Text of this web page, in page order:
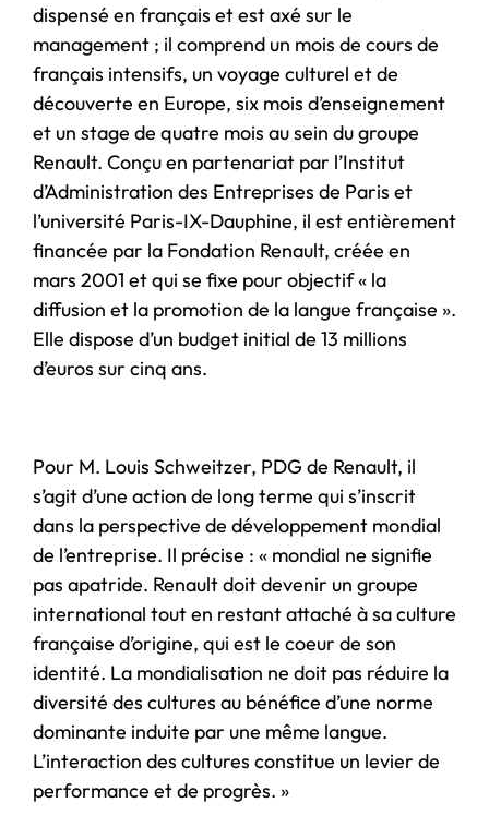
dispensé en français et est axé sur le
management ; il comprend un mois de cours de
français intensifs, un voyage culturel et de
découverte en Europe, six mois d’enseignement
et un stage de quatre mois au sein du groupe
Renault. Conçu en partenariat par l’Institut
d’Administration des Entreprises de Paris et
l’université Paris-IX-Dauphine, il est entièrement
financée par la Fondation Renault, créée en
mars 2001 et qui se fixe pour objectif « la
diffusion et la promotion de la langue française ».
Elle dispose d’un budget initial de 13 millions
d’euros sur cinq ans.
Pour M. Louis Schweitzer, PDG de Renault, il
s’agit d’une action de long terme qui s’inscrit
dans la perspective de développement mondial
de l’entreprise. Il précise : « mondial ne signifie
pas apatride. Renault doit devenir un groupe
international tout en restant attaché à sa culture
française d’origine, qui est le coeur de son
identité. La mondialisation ne doit pas réduire la
diversité des cultures au bénéfice d’une norme
dominante induite par une même langue.
L’interaction des cultures constitue un levier de
performance et de progrès. »